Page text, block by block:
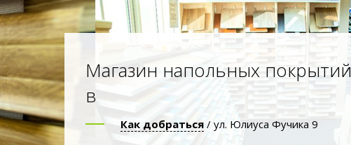
Магазин напольных покрытий
в
Как добраться / ул. Юлиуса Фучика 9